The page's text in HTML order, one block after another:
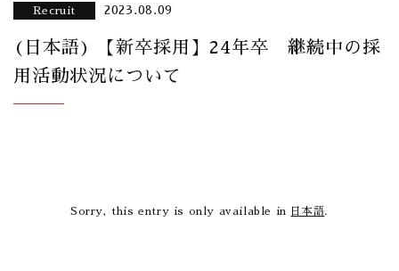
Recruit 2023.08.09
(日本語) 【新卒採用】24年卒 継続中の採
用活動状況について
Sorry, this entry is only available in 日本語.